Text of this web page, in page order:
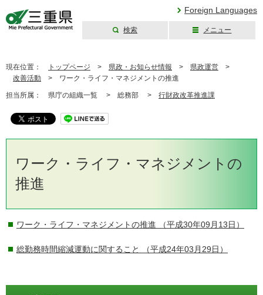
Foreign Languages
検索 メニュー
現在位置： トップページ > 県政・お知らせ情報 > 県政運営 >
改善活動 > ワーク・ライフ・マネジメントの推進
担当所属： 県庁の組織一覧 > 総務部 > 行財政改革推進課
ワーク・ライフ・マネジメントの
推進
ワーク・ライフ・マネジメントの推進 （平成30年09月13日）
総勤務時間縮減運動に関すること （平成24年03月29日）